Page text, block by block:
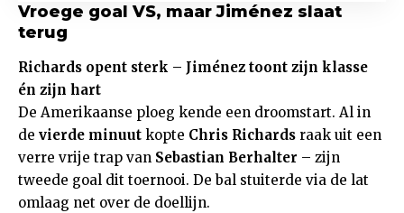
Vroege goal VS, maar Jiménez slaat
terug
Richards opent sterk – Jiménez toont zijn klasse
én zijn hart
De Amerikaanse ploeg kende een droomstart. Al in
de vierde minuut kopte Chris Richards raak uit een
verre vrije trap van Sebastian Berhalter – zijn
tweede goal dit toernooi. De bal stuiterde via de lat
omlaag net over de doellijn.